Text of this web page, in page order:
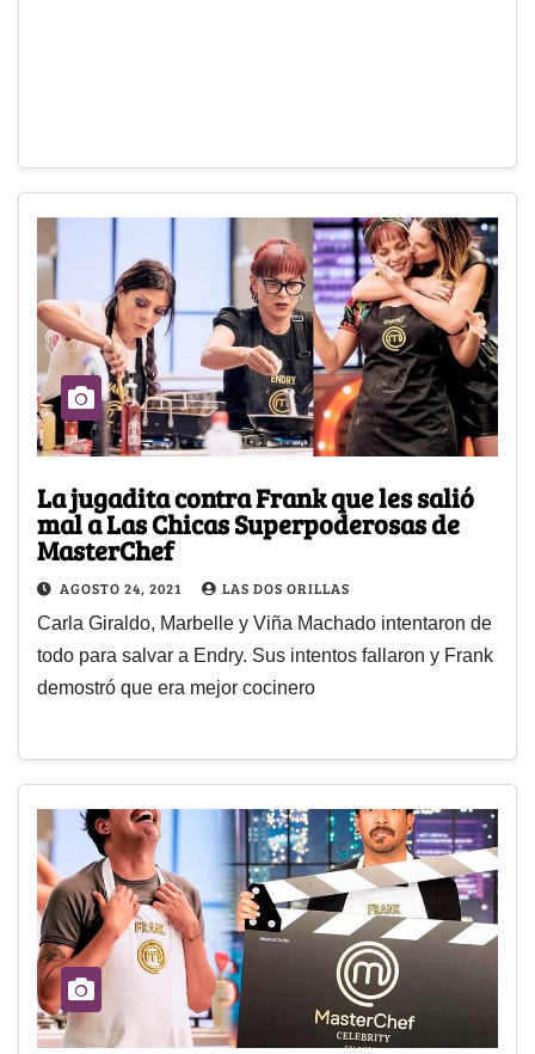
La jugadita contra Frank que les salió
mal a Las Chicas Superpoderosas de
MasterChef
AGOSTO 24, 2021 LAS DOS ORILLAS
Carla Giraldo, Marbelle y Viña Machado intentaron de
todo para salvar a Endry. Sus intentos fallaron y Frank
demostró que era mejor cocinero